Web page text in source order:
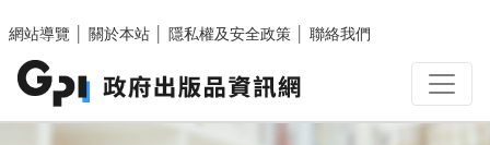
網站導覽
關於本站 隱私權及安全政策 聯絡我們